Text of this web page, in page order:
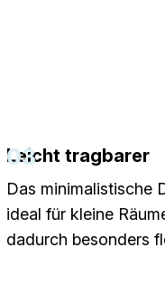
03
Leicht tragbarer
Das minimalistische
ideal für kleine
dadurch besonders